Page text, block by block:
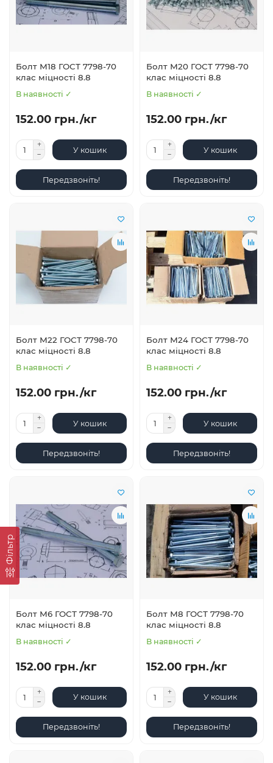
Фільтр
Болт М18 ГОСТ 7798-70
клас міцності 8.8
В наявності ✓
152.00 грн./кг
У кошик
Передзвоніть!
Болт М20 ГОСТ 7798-70
клас міцності 8.8
В наявності ✓
152.00 грн./кг
У кошик
Передзвоніть!
Болт М22 ГОСТ 7798-70
клас міцності 8.8
В наявності ✓
152.00 грн./кг
У кошик
Передзвоніть!
Болт М24 ГОСТ 7798-70
клас міцності 8.8
В наявності ✓
152.00 грн./кг
У кошик
Передзвоніть!
Болт М6 ГОСТ 7798-70
клас міцності 8.8
В наявності ✓
152.00 грн./кг
У кошик
Передзвоніть!
Болт М8 ГОСТ 7798-70
клас міцності 8.8
В наявності ✓
152.00 грн./кг
У кошик
Передзвоніть!